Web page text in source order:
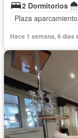
2 Dormitorios
Plaza aparcamiento
Hace 1 semana, 6 días